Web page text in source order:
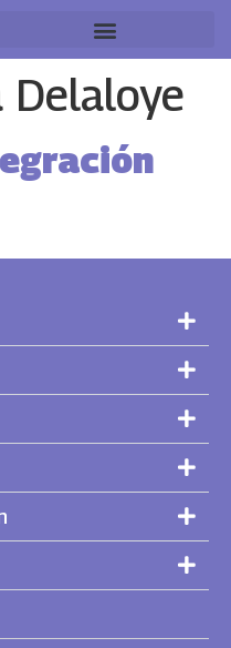
Delaloye